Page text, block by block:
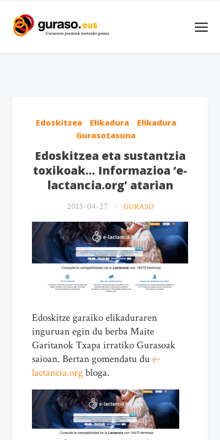
Edoskitzea Elikadura
Elikadura
Gurasotasuna
Edoskitzea eta sustantzia
toxikoak… Informazioa ‘e-
lactancia.org’ atarian
2015-04-27 GURASO
Edoskitze garaiko elikaduraren
inguruan egin du berba Maite
Garitanok Txapa irratiko Gurasoak
saioan. Bertan gomendatu due-
lactancia.org bloga.